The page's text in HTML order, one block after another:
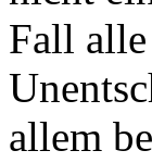
Fall
allem